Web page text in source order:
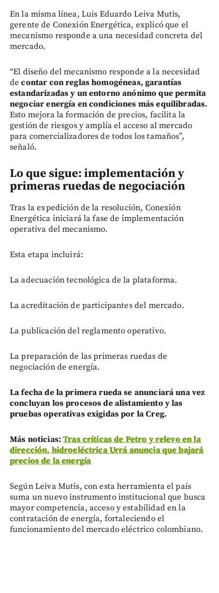
En la misma línea, Luis Eduardo Leiva Mutis,
gerente de Conexión Energética, explicó que el
mecanismo responde a una necesidad concreta del
mercado.
“El diseño del mecanismo responde a la necesidad
decontar con reglas homogéneas, garantías
estandarizadas y un entorno anónimo que permita
negociar energía en condiciones más equilibradas.
Esto mejora la formación de precios, facilita la
gestión de riesgos y amplía el acceso al mercado
para comercializadores de todos los tamaños”,
señaló.
Lo que sigue: implementación y
primeras ruedas de negociación
Tras la expedición de la resolución, Conexión
Energética iniciará la fase de implementación
operativa del mecanismo.
Esta etapa incluirá:
La adecuación tecnológica de la plataforma.
La acreditación de participantes del mercado.
La publicación del reglamento operativo.
La preparación de las primeras ruedas de
negociación de energía.
La fecha de la primera rueda se anunciará una vez
concluyan los procesos de alistamiento y las
pruebas operativas exigidas por la Creg.
Más noticias:Tras críticas de Petro y relevo en la
dirección, hidroeléctrica Urrá anuncia que bajará
precios de la energía
Según Leiva Mutis, con esta herramienta el país
suma un nuevo instrumento institucional que busca
mayor competencia, acceso y estabilidad en la
contratación de energía, fortaleciendo el
funcionamiento del mercado eléctrico colombiano.